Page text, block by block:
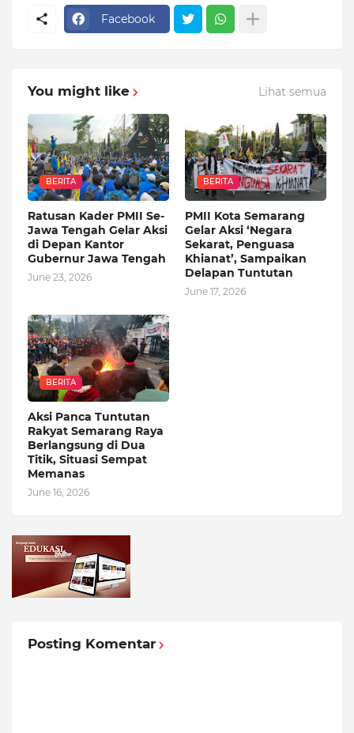
Facebook
You might like Lihat semua
BERITA
Ratusan Kader PMII Se-
Jawa Tengah Gelar Aksi
di Depan Kantor
Gubernur Jawa Tengah
June 23, 2026
BERITA
PMII Kota Semarang
Gelar Aksi ‘Negara
Sekarat, Penguasa
Khianat’, Sampaikan
Delapan Tuntutan
June 17, 2026
BERITA
Aksi Panca Tuntutan
Rakyat Semarang Raya
Berlangsung di Dua
Titik, Situasi Sempat
Memanas
June 16, 2026
Posting Komentar